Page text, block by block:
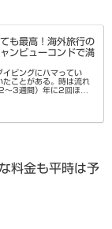
も最高！海外旅行の
ンビューコンドで満
イビングにハマってい
ことがある。時は流れ
～3週間）年に2回ほど
料金も平時は予